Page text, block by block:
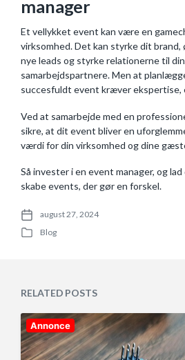
manager
Et vellykket event kan være en
virksomhed. Det kan styrke dit brand,
nye leads og styrke relationerne til
samarbejdspartnere. Men at
succesfuldt event kræver ekspertise,
Ved at samarbejde med en
sikre, at dit event bliver en
værdi for din virksomhed og dine
Så invester i en event manager, og
skabe events, der gør en forskel.
P
o
t
august 27, 2024
P
d
i
n
Blog
RELATED POSTS
Annonce